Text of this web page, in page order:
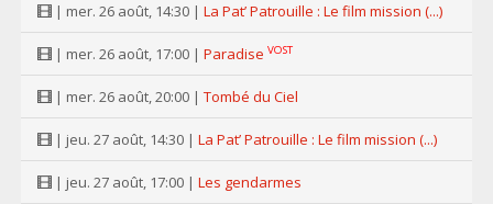
| mer. 26 août, 14:30 | La Pat’ Patrouille : Le film mission (...)
| mer. 26 août, 17:00 | Paradise VOST
| mer. 26 août, 20:00 | Tombé du Ciel
| jeu. 27 août, 14:30 | La Pat’ Patrouille : Le film mission (...)
| jeu. 27 août, 17:00 | Les gendarmes